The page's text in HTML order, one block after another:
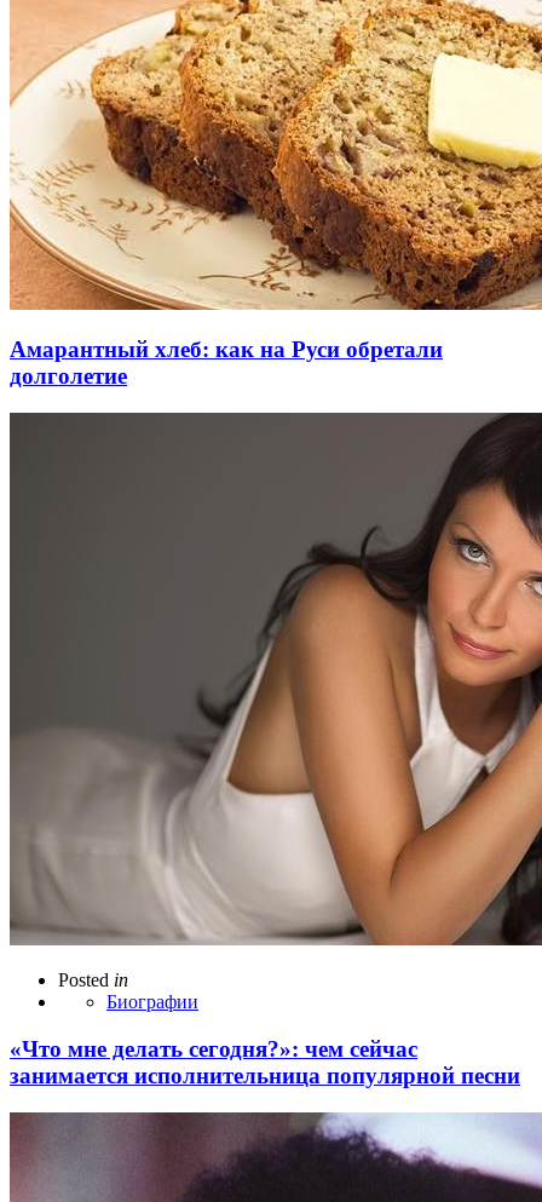
Амарантный хлеб: как на Руси обретали
долголетие
Posted in
Биографии
«Что мне делать сегодня?»: чем сейчас
занимается исполнительница популярной песни